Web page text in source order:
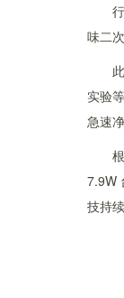
味二
实验
急速
7.9W
技持